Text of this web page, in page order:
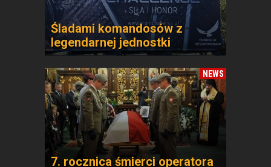
Śladami komandosów z
legendarnej jednostki
NEWS
7. rocznica śmierci operatora